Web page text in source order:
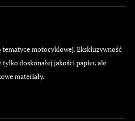
motocyklowej. Ekskluzywność
doskonałej jakości papier, ale
materiały.